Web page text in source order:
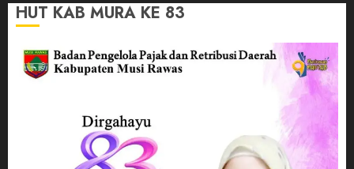
HUT KAB MURA KE 83